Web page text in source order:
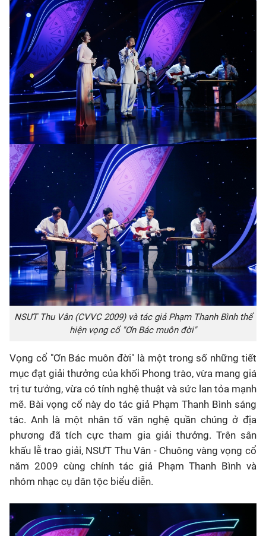
NSƯT Thu Vân (CVVC 2009) và tác giả Phạm Thanh Bình thể
hiện vọng cổ "Ơn Bác muôn đời"
Vọng cổ "Ơn Bác muôn đời" là một trong số những tiết
mục đạt giải thưởng của khối Phong trào, vừa mang giá
trị tư tưởng, vừa có tính nghệ thuật và sức lan tỏa mạnh
mẽ. Bài vọng cổ này do tác giả Phạm Thanh Bình sáng
tác. Anh là một nhân tố văn nghệ quần chúng ở địa
phương đã tích cực tham gia giải thưởng. Trên sân
khấu lễ trao giải, NSƯT Thu Vân - Chuông vàng vọng cổ
năm 2009 cùng chính tác giả Phạm Thanh Bình và
nhóm nhạc cụ dân tộc biểu diễn.